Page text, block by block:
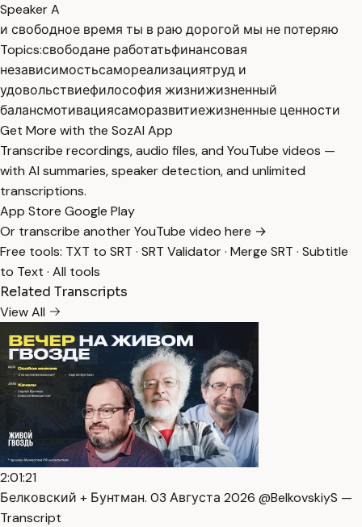
Speaker A
и свободное время ты в раю дорогой мы не потеряю
Topics:свободане работатьфинансовая
независимостьсамореализациятруд и
удовольствиефилософия жизнижизненный
балансмотивациясаморазвитиежизненные ценности
Get More with the SozAI App
Transcribe recordings, audio files, and YouTube videos —
with AI summaries, speaker detection, and unlimited
transcriptions.
App Store Google Play
Or transcribe another YouTube video here →
Free tools: TXT to SRT · SRT Validator· Merge SRT · Subtitle
to Text · All tools
Related Transcripts
View All
2:01:21
Белковский + Бунтман. 03 Августа 2026 @BelkovskiyS —
Transcript